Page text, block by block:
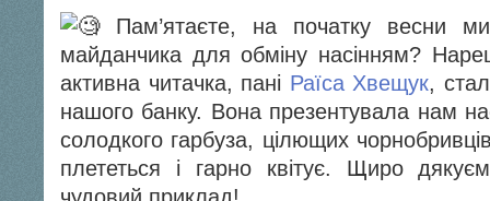
Пам’ятаєте, на початку весни
майданчика для обміну насінням?
активна читачка, пані Раїса Хвещук,
нашого банку. Вона презентувала нам
солодкого гарбуза, цілющих
плететься і гарно квітує. Щиро